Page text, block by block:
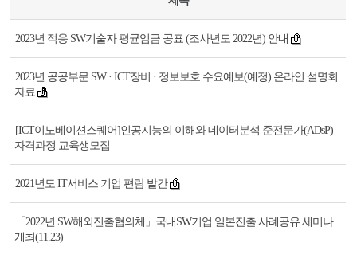
2023년 적용 SW기술자 평균임금 공표 (조사년도 2022년) 안내
2023년 공공부문 SW · ICT장비 · 정보보호 수요예보(예정) 온라인 설명회
자료
[ICT이노베이션스퀘어]인공지능의 이해와 데이터분석 준전문가(ADsP)
자격과정 교육생모집
2021년도 IT서비스 기업 편람 발간
「2022년 SW해외진출협의체」국내SW기업 일본진출 사례공유 세미나
개최(11.23)